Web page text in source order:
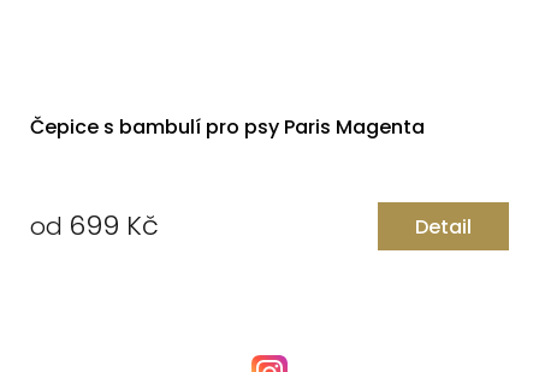
Čepice s bambulí pro psy Paris Magenta
od 699 Kč Detail